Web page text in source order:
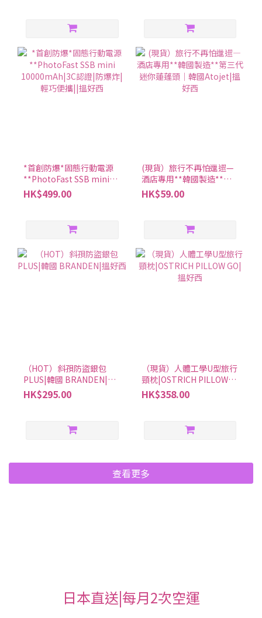
*首創防爆*固態行動電源
**PhotoFast SSB mini
10000mAh|3C認證|防爆
炸|輕巧便攜||搵好西
HK$499.00
(現貨）旅行不再怕邋遢—
酒店專用**韓國製造**第
三代迷你蓮蓬頭│韓國
Atojet|搵好西
HK$59.00
（HOT）斜孭防盜銀包
PLUS|韓國 BRANDEN|搵
好西
HK$295.00
（現貨）人體工學U型旅行
頸枕|OSTRICH PILLOW
GO|搵好西
HK$358.00
查看更多
日本直送|每月2次空運